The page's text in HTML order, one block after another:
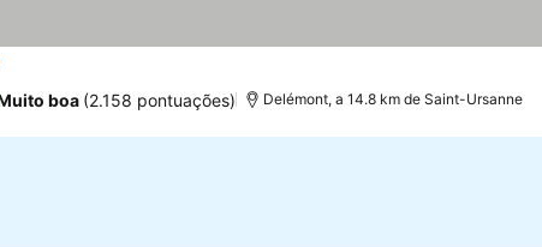
boa (2.158 pontuações) Delémont, a 14.8 km de Saint-Ursanne